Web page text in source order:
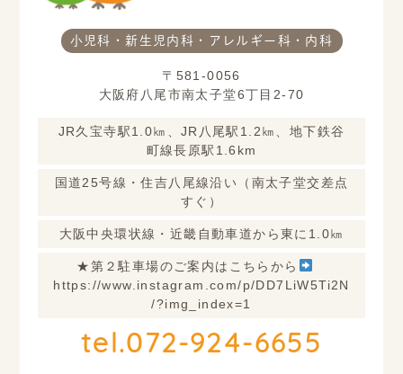
小児科・新生児内科・アレルギー科・内科
〒581-0056
大阪府八尾市南太子堂6丁目2-70
JR久宝寺駅1.0㎞、JR八尾駅1.2㎞、地下鉄谷
町線長原駅1.6km
国道25号線・住吉八尾線沿い（南太子堂交差点
すぐ）
大阪中央環状線・近畿自動車道から東に1.0㎞
★第２駐車場のご案内はこちらから
https://www.instagram.com/p/DD7LiW5Ti2N
/?img_index=1
tel.072-924-6655